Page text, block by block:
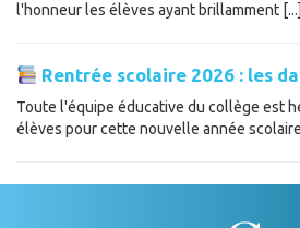
l'honneur les élèves ayant brillamment [...]
Rentrée scolaire 2026 : les
Toute l'équipe éducative du collège est
élèves pour cette nouvelle année